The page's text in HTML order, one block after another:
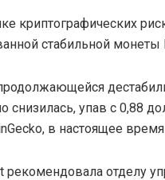
криптографических
стабильной
снизилась, упав с 0,88
в настоящее время
рекомендовала отделу